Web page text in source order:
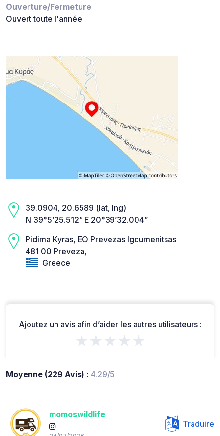
Ouverture/Fermeture
Ouvert toute l'année
39.0904, 20.6589 (lat, lng)
N 39°5’25.512” E 20°39’32.004”
Pidima Kyras, EO Prevezas Igoumenitsas
481 00 Preveza,
Greece
Ajoutez un avis afin d’aider les autres utilisateurs :
★★★★★
Moyenne (229 Avis) : 4.29/5
momoswildlife
Traduire